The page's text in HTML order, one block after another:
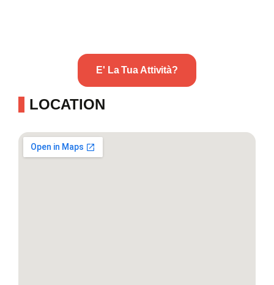
E' La Tua Attività?
LOCATION